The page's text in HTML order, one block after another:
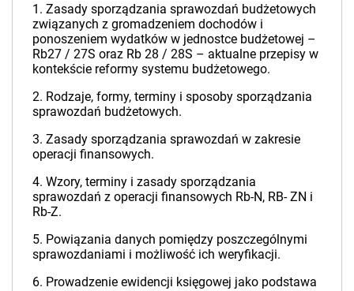
1. Zasady sporządzania sprawozdań budżetowych
związanych z gromadzeniem dochodów i
ponoszeniem wydatków w jednostce budżetowej –
Rb27 / 27S oraz Rb 28 / 28S – aktualne przepisy w
kontekście reformy systemu budżetowego.
2. Rodzaje, formy, terminy i sposoby sporządzania
sprawozdań budżetowych.
3. Zasady sporządzania sprawozdań w zakresie
operacji finansowych.
4. Wzory, terminy i zasady sporządzania
sprawozdań z operacji finansowych Rb-N, RB- ZN i
Rb-Z.
5. Powiązania danych pomiędzy poszczególnymi
sprawozdaniami i możliwość ich weryfikacji.
6. Prowadzenie ewidencji księgowej jako podstawa